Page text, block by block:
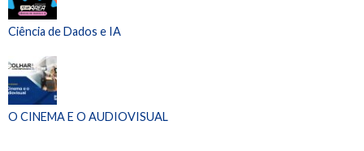
Ciência de Dados e IA
O CINEMA E O AUDIOVISUAL